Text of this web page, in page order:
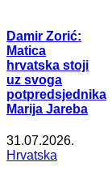
Damir Zorić:
Matica
hrvatska stoji
uz svoga
potpredsjednika
Marija Jareba
31.07.2026.
Hrvatska